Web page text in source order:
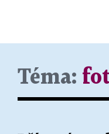
Téma: